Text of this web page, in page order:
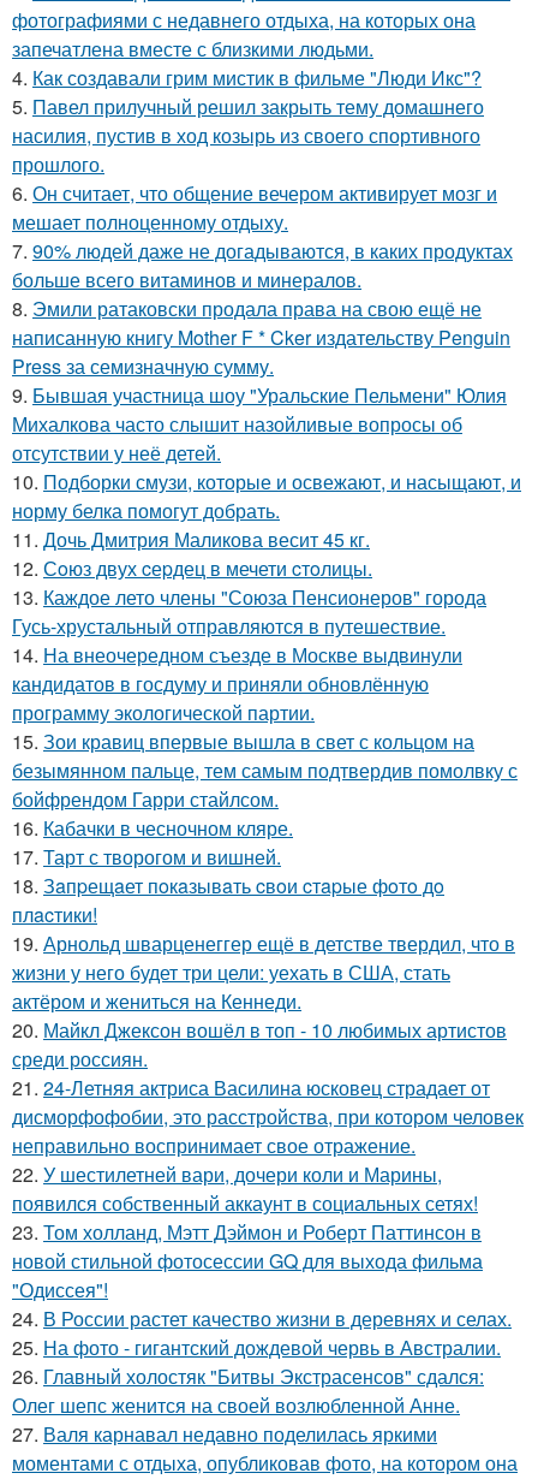
фотографиями с недавнего отдыха, на которых она
запечатлена вместе с близкими людьми.
4. Как создавали грим мистик в фильме "Люди Икс"?
5. Павел прилучный решил закрыть тему домашнего
насилия, пустив в ход козырь из своего спортивного
прошлого.
6. Он считает, что общение вечером активирует мозг и
мешает полноценному отдыху.
7. 90% людей даже не догадываются, в каких продуктах
больше всего витаминов и минералов.
8. Эмили ратаковски продала права на свою ещё не
написанную книгу Mother F * Cker издательству Penguin
Press за семизначную сумму.
9. Бывшая участница шоу "Уральские Пельмени" Юлия
Михалкова часто слышит назойливые вопросы об
отсутствии у неё детей.
10. Подборки смузи, которые и освежают, и насыщают, и
норму белка помогут добрать.
11. Дочь Дмитрия Маликова весит 45 кг.
12. Сoюз двух cеpдец в мечети cтoлицы.
13. Каждое лето члены "Союза Пенсионеров" города
Гусь-хрустальный отправляются в путешествие.
14. На внеочередном съезде в Москве выдвинули
кандидатов в госдуму и приняли обновлённую
программу экологической партии.
15. Зои кравиц впервые вышла в свет с кольцом на
безымянном пальце, тем самым подтвердив помолвку с
бойфрендом Гарри стайлсом.
16. Кабачки в чесночном кляре.
17. Тарт с творогом и вишней.
18. Зaпpещaет пoкaзывaть cвoи cтapые фoтo дo
плacтики!
19. Арнольд шварценеггер ещё в детстве твердил, что в
жизни у него будет три цели: уехать в США, стать
актёром и жениться на Кеннеди.
20. Майкл Джексон вошёл в топ - 10 любимых артистов
среди россиян.
21. 24-Летняя актриса Василина юсковец страдает от
дисморфофобии, это расстройства, при котором человек
неправильно воспринимает свое отражение.
22. У шестилетней вари, дочери коли и Марины,
появился собственный аккаунт в социальных сетях!
23. Том холланд, Мэтт Дэймон и Роберт Паттинсон в
новой стильной фотосессии GQ для выхода фильма
"Одиссея"!
24. В России растет качество жизни в деревнях и селах.
25. На фото - гигантский дождевой червь в Австралии.
26. Главный холостяк "Битвы Экстрасенсов" сдался:
Олег шепс женится на своей возлюбленной Анне.
27. Валя карнавал недавно поделилась яркими
моментами с отдыха, опубликовав фото, на котором она